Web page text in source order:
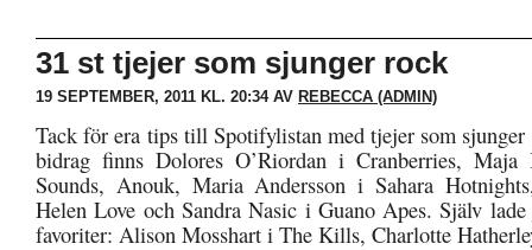
31 st tjejer som sjunger rock
19 SEPTEMBER, 2011 KL. 20:34 AV REBECCA (ADMIN)
Tack för era tips till Spotifylistan med tjejer som
bidrag finns Dolores O’Riordan i Cranberries,
Sounds, Anouk, Maria Andersson i Sahara
Helen Love och Sandra Nasic i Guano Apes. Själv
favoriter: Alison Mosshart i The Kills, Charlotte